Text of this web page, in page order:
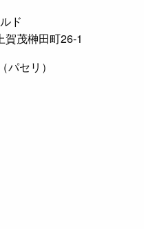
ド
茂榊田町26-1
セリ）